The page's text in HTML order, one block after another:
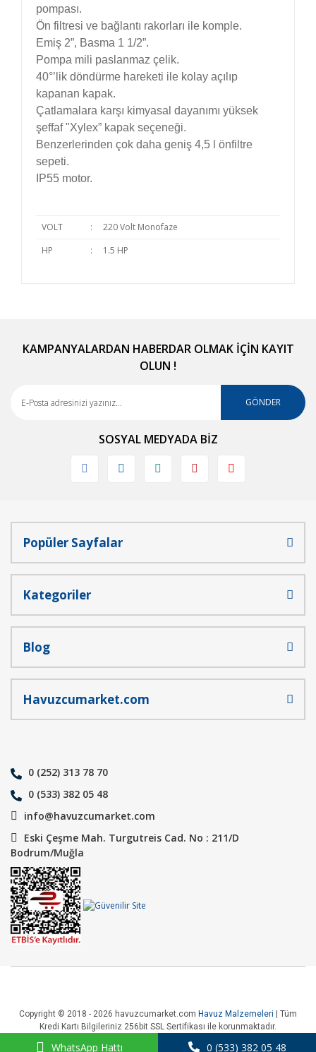
pompası.
Ön filtresi ve bağlantı rakorları ile komple.
Emiş 2”, Basma 1 1/2”.
Pompa mili paslanmaz çelik.
40°’lik döndürme hareketi ile kolay açılıp
kapanan kapak.
Çatlamalara karşı kimyasal dayanımı yüksek
şeffaf "Xylex” kapak seçeneği.
Benzerlerinden çok daha geniş 4,5 l önfiltre
sepeti.
IP55 motor.
VOLT :
220 Volt Monofaze
HP
: 1.5 HP
Yorum Yaz
Görüş ve önerileriniz için teşekkür ederiz.
Ürün resmi kalitesiz, bozuk veya görüntülenemiyor.
Ürün açıklamasında eksik bilgiler bulunuyor.
Ürün fiyatı diğer sitelerden daha pahalı.
Bu ürüne benzer farklı alternatifler olmalı.
KAMPANYALARDAN HABERDAR OLMAK İÇİN KAYIT
OLUN !
GÖNDER
SOSYAL MEDYADA BİZ
Popüler Sayfalar
Kategoriler
Blog
Havuzcumarket.com
0 (252) 313 78 70
0 (533) 382 05 48
info@havuzcumarket.com
Eski Çeşme Mah. Turgutreis Cad. No : 211/D
Bodrum/Muğla
Copyright © 2018 - 2026 havuzcumarket.com Havuz Malzemeleri | Tüm
Kredi Kartı Bilgileriniz 256bit SSL Sertifikası ile korunmaktadır.
WhatsApp Hattı 0 (533) 382 05 48